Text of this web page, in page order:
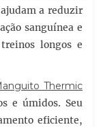
a reduzir
sanguínea e
longos e
Thermic
e úmidos. Seu
eficiente,